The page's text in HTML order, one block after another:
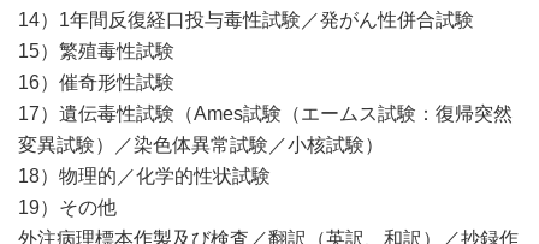
14）1年間反復経口投与毒性試験／発がん性併合試験
15）繁殖毒性試験
16）催奇形性試験
17）遺伝毒性試験（Ames試験（エームス試験：復帰突然
変異試験）／染色体異常試験／小核試験）
18）物理的／化学的性状試験
19）その他
外注病理標本作製及び検査／翻訳（英訳、和訳）／抄録作